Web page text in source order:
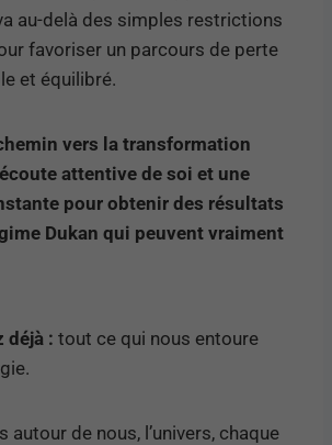
au-delà des simples restrictions
favoriser un parcours de perte
et équilibré.
vers la transformation
attentive de soi et une
pour obtenir des résultats
Dukan qui peuvent vraiment
déjà : tout ce qui nous entoure
autour de nous, l’univers, chaque